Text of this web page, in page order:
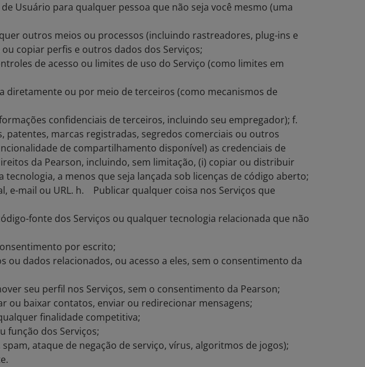
Usuário para qualquer pessoa que não seja você mesmo (uma
outros meios ou processos (incluindo rastreadores, plug-ins e
copiar perfis e outros dados dos Serviços;
de acesso ou limites de uso do Serviço (como limites em
ou por meio de terceiros (como mecanismos de
confidenciais de terceiros, incluindo seu empregador); f.
marcas registradas, segredos comerciais ou outros
de compartilhamento disponível) as credenciais de
da Pearson, incluindo, sem limitação, (i) copiar ou distribuir
a menos que seja lançada sob licenças de código aberto;
e-mail ou URL. h. Publicar qualquer coisa nos Serviços que
fonte dos Serviços ou qualquer tecnologia relacionada que não
por escrito;
dados relacionados, ou acesso a eles, sem o consentimento da
seu perfil nos Serviços, sem o consentimento da Pearson;
baixar contatos, enviar ou redirecionar mensagens;
finalidade competitiva;
função dos Serviços;
ataque de negação de serviço, vírus, algoritmos de jogos);